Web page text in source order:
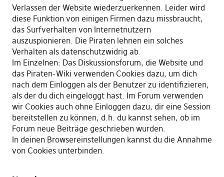
Verlassen der Website wiederzuerkennen. Leider wird
diese Funktion von einigen Firmen dazu missbraucht,
das Surfverhalten von Internetnutzern
auszuspionieren. Die Piraten lehnen ein solches
Verhalten als datenschutzwidrig ab.
Im Einzelnen: Das Diskussionsforum, die Website und
das Piraten-Wiki verwenden Cookies dazu, um dich
nach dem Einloggen als der Benutzer zu identifizieren,
als der du dich eingeloggt hast. Im Forum verwenden
wir Cookies auch ohne Einloggen dazu, dir eine Session
bereitstellen zu können, d.h. du kannst sehen, ob im
Forum neue Beiträge geschrieben wurden.
In deinen Browsereinstellungen kannst du die Annahme
von Cookies unterbinden.